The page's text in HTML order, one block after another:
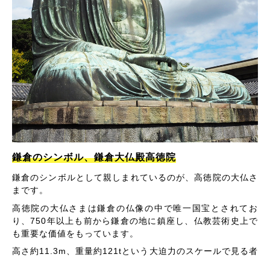
鎌倉のシンボル、鎌倉大仏殿高徳院
鎌倉のシンボルとして親しまれているのが、高徳院の大仏さ
まです。
高徳院の大仏さまは鎌倉の仏像の中で唯一国宝とされてお
り、750年以上も前から鎌倉の地に鎮座し、仏教芸術史上で
も重要な価値をもっています。
高さ約11.3m、重量約121tという大迫力のスケールで見る者